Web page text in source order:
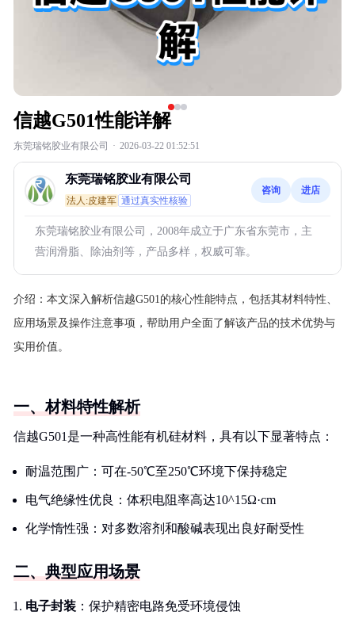
信越G501性能详解
东莞瑞铭胶业有限公司 · 2026-03-22 01:52:51
东莞瑞铭胶业有限公司
法人:皮建军 通过真实性核验
咨询 进店
东莞瑞铭胶业有限公司，2008年成立于广东省东莞市，主
营润滑脂、除油剂等，产品多样，权威可靠。
介绍： 本文深入解析信越G501的核心性能特点，包括其材料特性、
应用场景及操作注意事项，帮助用户全面了解该产品的技术优势与
实用价值。
一、材料特性解析
信越G501是一种高性能有机硅材料，具有以下显著特点：
耐温范围广：可在-50℃至250℃环境下保持稳定
电气绝缘性优良：体积电阻率高达10^15Ω·cm
化学惰性强：对多数溶剂和酸碱表现出良好耐受性
二、典型应用场景
电子封装 ：保护精密电路免受环境侵蚀